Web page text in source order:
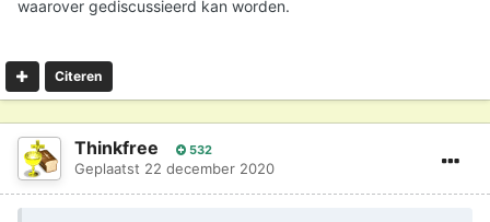
waarover gediscussieerd kan worden.
Citeren
Thinkfree 532
Geplaatst 22 december 2020